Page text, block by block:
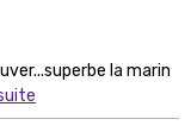
la marin